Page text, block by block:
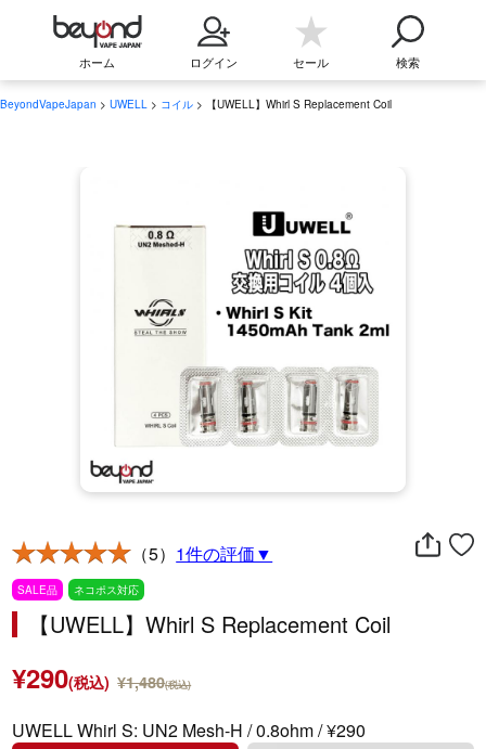
ホーム ログイン セール 検索
BeyondVapeJapan > UWELL > コイル > 【UWELL】Whirl S Replacement Coil
（5） 1件の評価▼
SALE品 ネコポス対応
【UWELL】Whirl S Replacement Coil
¥290(税込) ¥1,480(税込)
UWELL Whirl S: UN2 Mesh-H / 0.8ohm / ¥290